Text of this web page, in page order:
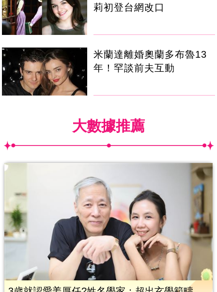
莉初登台網改口
米蘭達離婚奧蘭多布魯13
年！罕談前夫互動
大數據推薦